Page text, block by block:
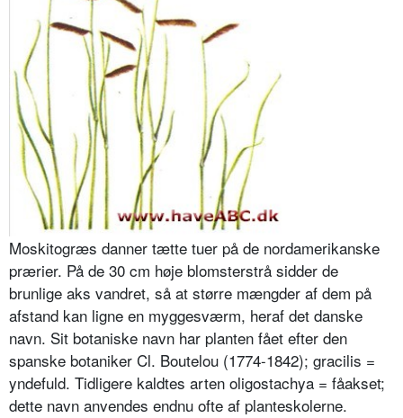
Moskitogræs danner tætte tuer på de nordamerikanske
prærier. På de 30 cm høje blomsterstrå sidder de
brunlige aks vandret, så at større mængder af dem på
afstand kan ligne en mygge­sværm, heraf det danske
navn. Sit botaniske navn har planten fået efter den
spanske botaniker Cl. Boutelou (1774-1842); gracilis =
yndefuld. Tid­ligere kaldtes arten oligostachya = få­akset;
dette navn anvendes endnu ofte af planteskolerne.